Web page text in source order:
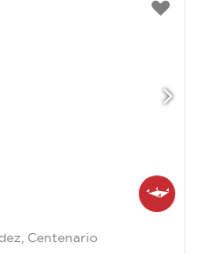
Centenario